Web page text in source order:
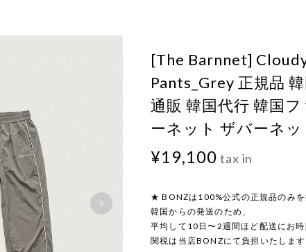
[The Barnnet]
Pants_Grey 正規品
通販 韓国代行 韓国
ーネット ザバーネッ
¥19,100 tax in
★ BONZは100%公式の正規品のみを
韓国からの発送のため、
平均して10日〜2週間ほど配送にお時
関税は当店BONZにて負担いたします